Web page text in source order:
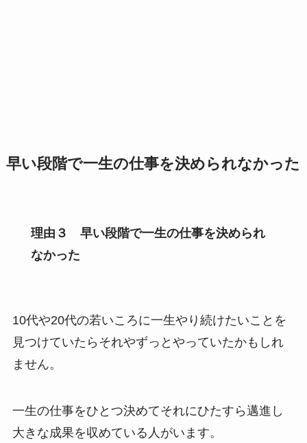
早い段階で一生の仕事を決められなかった
理由３ 早い段階で一生の仕事を決められ
なかった
10代や20代の若いころに一生やり続けたいことを
見つけていたらそれやずっとやっていたかもしれ
ません。
一生の仕事をひとつ決めてそれにひたすら邁進し
大きな成果を収めている人がいます。